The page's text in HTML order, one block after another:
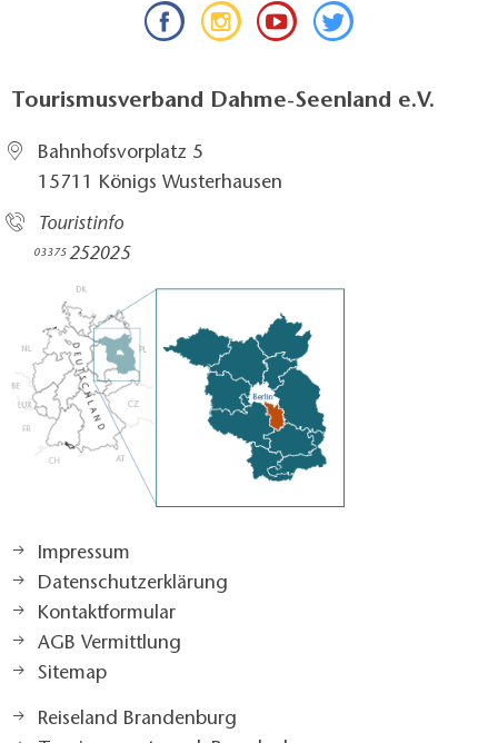
Tourismusverband Dahme-Seenland e.V.
Bahnhofsvorplatz 5​
15711 Königs Wusterhausen
Touristinfo
03375252025​
Impressum
Datenschutzerklärung
Kontaktformular
AGB Vermittlung
Sitemap
Reiseland Brandenburg